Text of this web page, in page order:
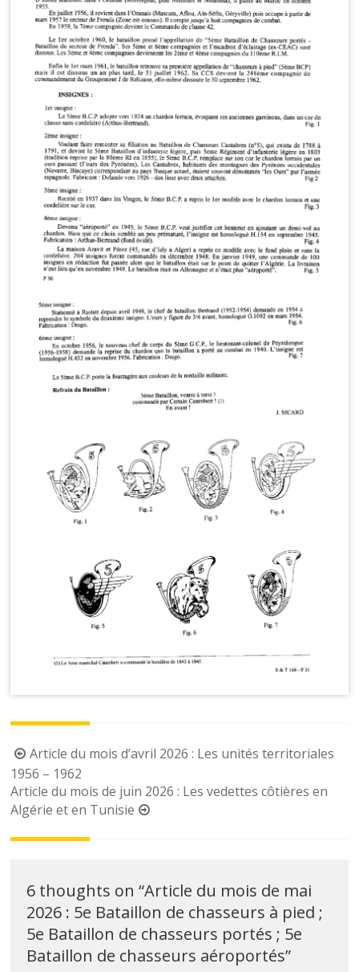
Post
navigation
Article du mois d’avril 2026 : Les unités territoriales
1956 – 1962
Article du mois de juin 2026 : Les vedettes côtières en
Algérie et en Tunisie
6 thoughts on “Article du mois de mai
2026 : 5e Bataillon de chasseurs à pied ;
5e Bataillon de chasseurs portés ; 5e
Bataillon de chasseurs aéroportés”